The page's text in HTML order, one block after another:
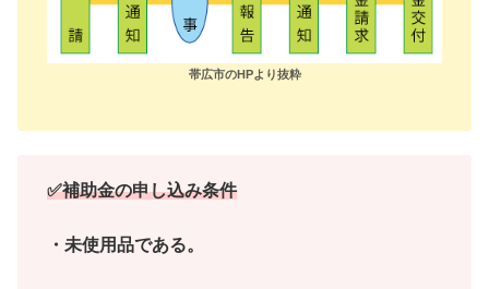
帯広市のHPより抜粋
✅補助金の申し込み条件
・未使用品である。